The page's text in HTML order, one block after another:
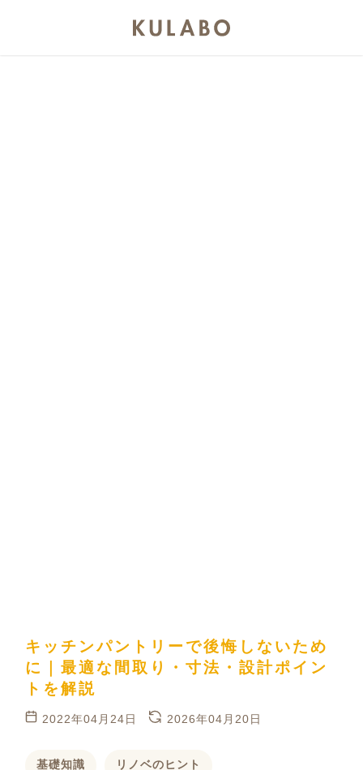
キッチンパントリーで後悔しないため
に｜最適な間取り・寸法・設計ポイン
トを解説
2022年04月24日 2026年04月20日
基礎知識 リノベのヒント